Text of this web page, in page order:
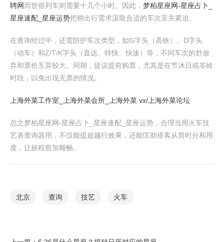
聘网而世俗列车则需要十几个小时。因此， 梦柏星座网-星座占卜_
星座速配_星座运势把柄出行需求汲取合适的车次至关紧迫。
在查询经过中，还需防护车次类型，如G字头（高铁）、D字头
（动车）和Z/T/K字头（直达、特快、快速）等，不同车次的舒放
弃和票价互异较大。同期，提议提前购票，尤其是在节沐日或岑岭
时段，以免出现无票的情况。
上海外菜工作室_上海外菜会所_上海外菜 vx/上海外菜论坛
总之梦柏星座网-星座占卜_星座速配_星座运势，合理当用火车技
艺表查询器用，不仅能提超越行效果，还能匡助搭客从简时分和用
度，让旅程愈加顺畅。
北京 查询 技艺 火车